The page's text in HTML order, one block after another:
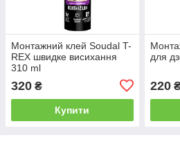
Монтажний клей Soudal T-
REX швидке висихання
310 ml
320 ₴
Купити
для
220